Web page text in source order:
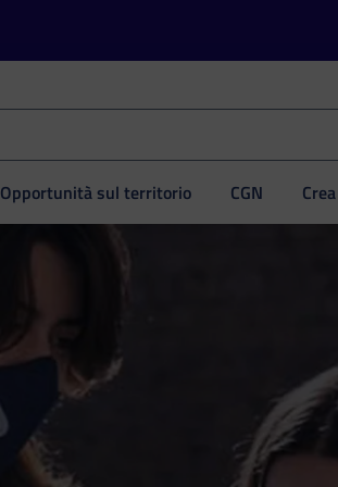
Opportunità sul territorio CGN